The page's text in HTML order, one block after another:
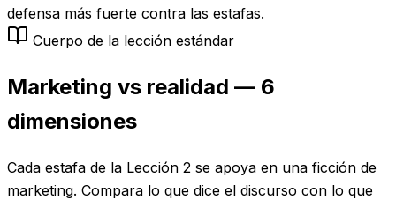
defensa más fuerte contra las estafas.
Cuerpo de la lección estándar
Marketing vs realidad — 6
dimensiones
Cada estafa de la Lección 2 se apoya en una ficción de
marketing. Compara lo que dice el discurso con lo que